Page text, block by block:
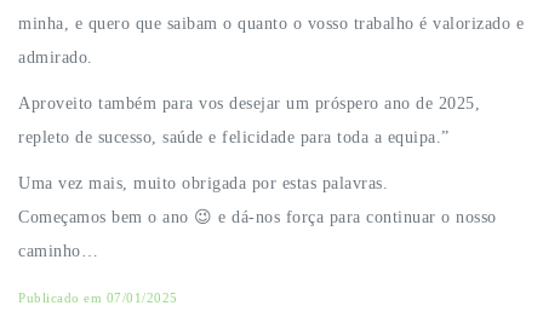
minha, e quero que saibam o quanto o vosso trabalho é valorizado e
admirado.
Aproveito também para vos desejar um próspero ano de 2025,
repleto de sucesso, saúde e felicidade para toda a equipa.”
Uma vez mais, muito obrigada por estas palavras.
Começamos bem o ano 😉 e dá-nos força para continuar o nosso
caminho…
Publicado em 07/01/2025